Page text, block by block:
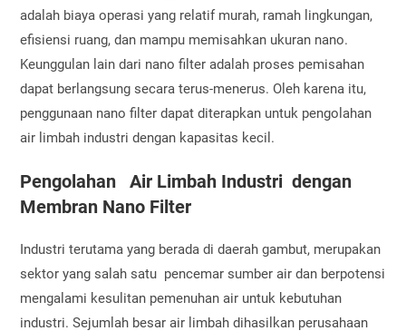
adalah biaya operasi yang relatif murah, ramah lingkungan,
efisiensi ruang, dan mampu memisahkan ukuran nano.
Keunggulan lain dari nano filter adalah proses pemisahan
dapat berlangsung secara terus-menerus. Oleh karena itu,
penggunaan nano filter dapat diterapkan untuk pengolahan
air limbah industri dengan kapasitas kecil.
Pengolahan Air Limbah Industri dengan
Membran Nano Filter
Industri terutama yang berada di daerah gambut, merupakan
sektor yang salah satu pencemar sumber air dan berpotensi
mengalami kesulitan pemenuhan air untuk kebutuhan
industri. Sejumlah besar air limbah dihasilkan perusahaan